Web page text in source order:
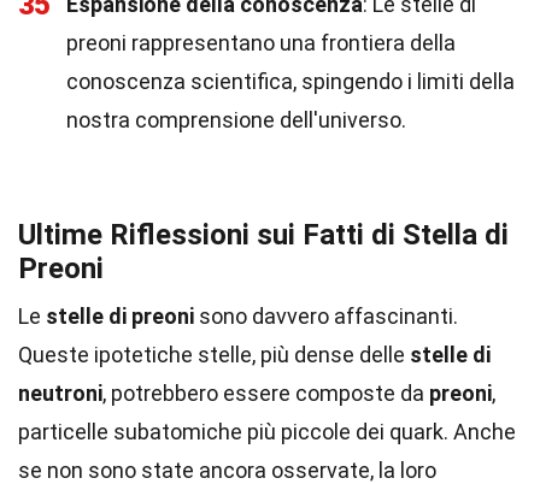
preoni rappresentano una frontiera della
conoscenza scientifica, spingendo i limiti della
nostra comprensione dell'universo.
Ultime Riflessioni sui Fatti di Stella di
Preoni
Le stelle di preoni sono davvero affascinanti.
Queste ipotetiche stelle, più dense delle stelle di
neutroni, potrebbero essere composte da preoni,
particelle subatomiche più piccole dei quark. Anche
se non sono state ancora osservate, la loro